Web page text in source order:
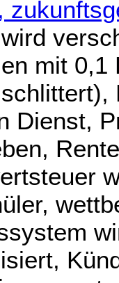
mit 0,1
Dienst,